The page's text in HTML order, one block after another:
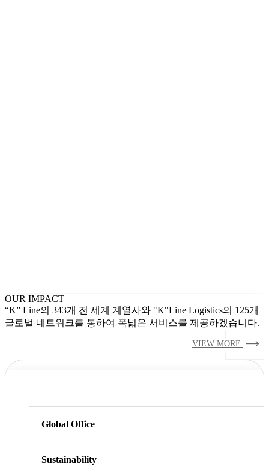
OUR IMPACT
“K” Line의 343개 전 세계 계열사와 "K"Line Logistics의 125개
글로벌 네트워크를 통하여 폭넓은 서비스를 제공하겠습니다.
VIEW MORE trending_flat
Global Office
Sustainability